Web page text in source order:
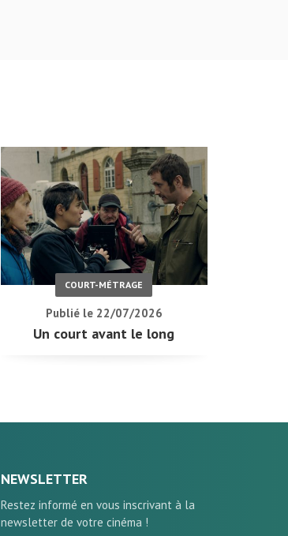
COURT-MÉTRAGE
Publié le 22/07/2026
Un court avant le long
NEWSLETTER
Restez informé en vous inscrivant à la
newsletter de votre cinéma !